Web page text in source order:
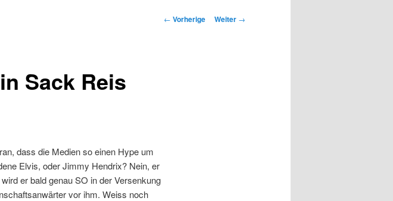
Beitrags-
← Vorherige Weiter →
Sack Reis
dass die Medien so einen Hype um
Elvis, oder Jimmy Hendrix? Nein, er
er bald genau SO in der Versenkung
vor ihm. Weiss noch